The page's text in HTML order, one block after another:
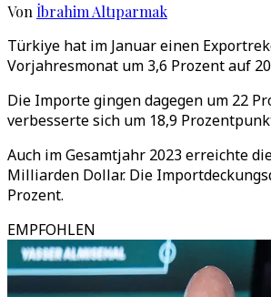
Von İbrahim Altıparmak
Türkiye hat im Januar einen
Vorjahresmonat um 3,6 Prozent auf
Die Importe gingen dagegen um 22
verbesserte sich um 18,9
Auch im Gesamtjahr 2023 erreichte
Milliarden Dollar. Die
Prozent.
EMPFOHLEN